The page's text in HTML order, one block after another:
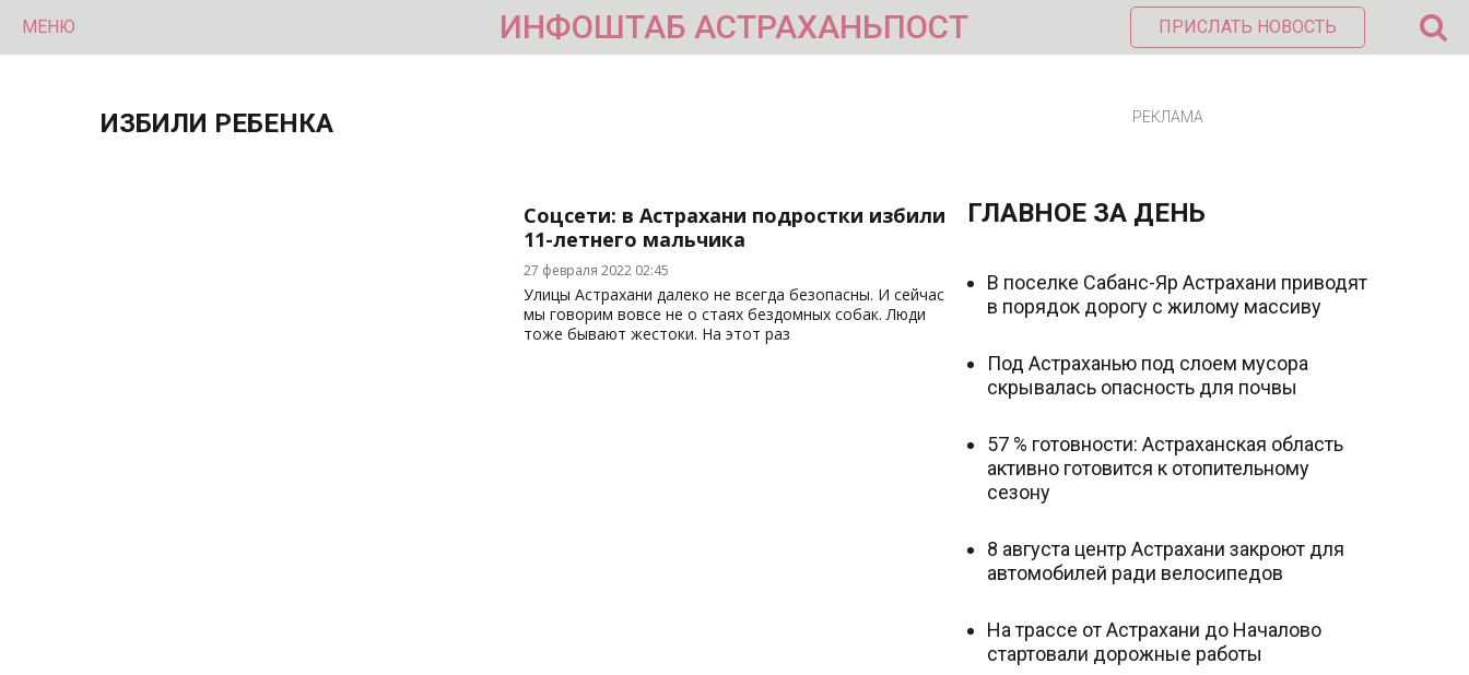
МЕНЮ ИНФОШТАБ АСТРАХАНЬПОСТ ПРИСЛАТЬ НОВОСТЬ
ИЗБИЛИ РЕБЕНКА
Соцсети: в Астрахани подростки избили
11-летнего мальчика
27 февраля 2022 02:45
Улицы Астрахани далеко не всегда безопасны. И сейчас
мы говорим вовсе не о стаях бездомных собак. Люди
тоже бывают жестоки. На этот раз
РЕКЛАМА
ГЛАВНОЕ ЗА ДЕНЬ
В поселке Сабанс-Яр Астрахани приводят
в порядок дорогу с жилому массиву
Под Астраханью под слоем мусора
скрывалась опасность для почвы
57 % готовности: Астраханская область
активно готовится к отопительному
сезону
8 августа центр Астрахани закроют для
автомобилей ради велосипедов
На трассе от Астрахани до Началово
стартовали дорожные работы